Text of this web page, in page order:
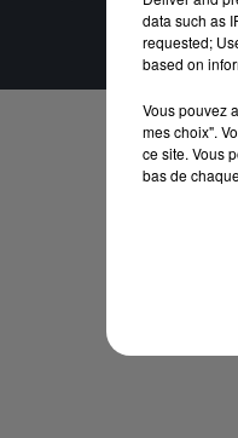
data such as
requested;
based on
Vous pouvez
mes choix".
ce site. Vous
bas de